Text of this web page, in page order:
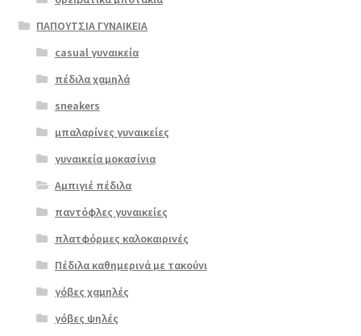
γή
ΠΑΠΟΥΤΣΙΑ ΓΥΝΑΙΚΕΙΑ
casual γυναικεία
πέδιλα χαμηλά
sneakers
μπαλαρίνες γυναικείες
γυναικεία μοκασίνια
Αμπιγιέ πέδιλα
παντόφλες γυναικείες
πλατφόρμες καλοκαιρινές
Πέδιλα καθημερινά με τακούνι
γόβες χαμηλές
γόβες ψηλές